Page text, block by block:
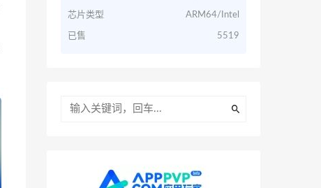
芯片类型 ARM64/Intel
已售 5519